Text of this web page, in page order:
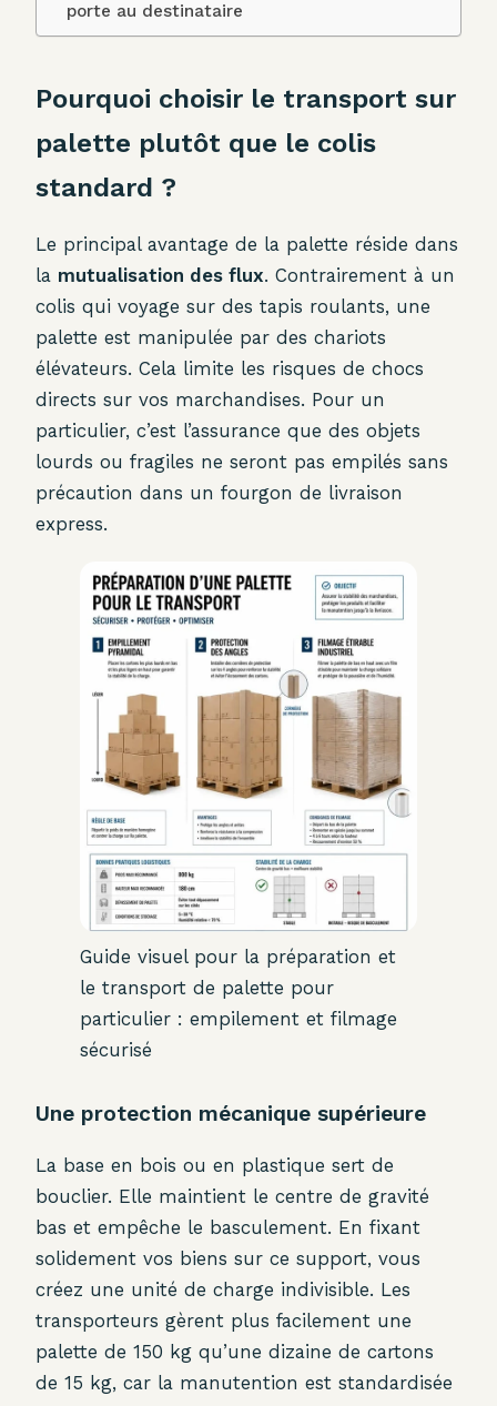
porte au destinataire
Pourquoi choisir le transport sur
palette plutôt que le colis
standard ?
Le principal avantage de la palette réside dans
la mutualisation des flux. Contrairement à un
colis qui voyage sur des tapis roulants, une
palette est manipulée par des chariots
élévateurs. Cela limite les risques de chocs
directs sur vos marchandises. Pour un
particulier, c’est l’assurance que des objets
lourds ou fragiles ne seront pas empilés sans
précaution dans un fourgon de livraison
express.
Guide visuel pour la préparation et
le transport de palette pour
particulier : empilement et filmage
sécurisé
Une protection mécanique supérieure
La base en bois ou en plastique sert de
bouclier. Elle maintient le centre de gravité
bas et empêche le basculement. En fixant
solidement vos biens sur ce support, vous
créez une unité de charge indivisible. Les
transporteurs gèrent plus facilement une
palette de 150 kg qu’une dizaine de cartons
de 15 kg, car la manutention est standardisée